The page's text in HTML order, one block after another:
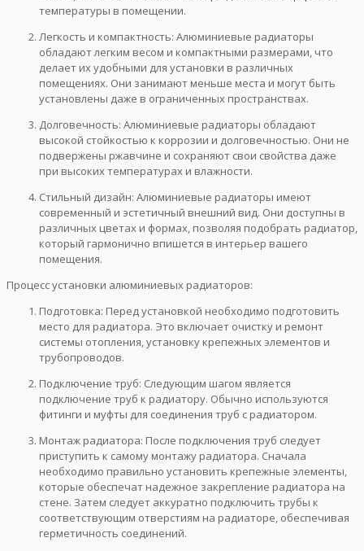
температуры в помещении.
Легкость и компактность: Алюминиевые радиаторы
обладают легким весом и компактными размерами, что
делает их удобными для установки в различных
помещениях. Они занимают меньше места и могут быть
установлены даже в ограниченных пространствах.
Долговечность: Алюминиевые радиаторы обладают
высокой стойкостью к коррозии и долговечностью. Они не
подвержены ржавчине и сохраняют свои свойства даже
при высоких температурах и влажности.
Стильный дизайн: Алюминиевые радиаторы имеют
современный и эстетичный внешний вид. Они доступны в
различных цветах и формах, позволяя подобрать радиатор,
который гармонично впишется в интерьер вашего
помещения.
Процесс установки алюминиевых радиаторов:
Подготовка: Перед установкой необходимо подготовить
место для радиатора. Это включает очистку и ремонт
системы отопления, установку крепежных элементов и
трубопроводов.
Подключение труб: Следующим шагом является
подключение труб к радиатору. Обычно используются
фитинги и муфты для соединения труб с радиатором.
Монтаж радиатора: После подключения труб следует
приступить к самому монтажу радиатора. Сначала
необходимо правильно установить крепежные элементы,
которые обеспечат надежное закрепление радиатора на
стене. Затем следует аккуратно подключить трубы к
соответствующим отверстиям на радиаторе, обеспечивая
герметичность соединений.